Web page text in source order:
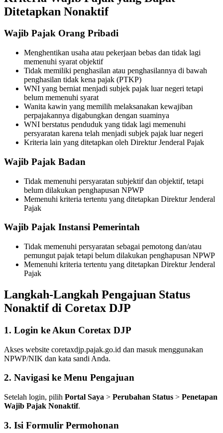
Ditetapkan Nonaktif
Wajib Pajak Orang Pribadi
Menghentikan usaha atau pekerjaan bebas dan tidak lagi
memenuhi syarat objektif
Tidak memiliki penghasilan atau penghasilannya di bawah
penghasilan tidak kena pajak (PTKP)
WNI yang berniat menjadi subjek pajak luar negeri tetapi
belum memenuhi syarat
Wanita kawin yang memilih melaksanakan kewajiban
perpajakannya digabungkan dengan suaminya
WNI berstatus penduduk yang tidak lagi memenuhi
persyaratan karena telah menjadi subjek pajak luar negeri
Kriteria lain yang ditetapkan oleh Direktur Jenderal Pajak
Wajib Pajak Badan
Tidak memenuhi persyaratan subjektif dan objektif, tetapi
belum dilakukan penghapusan NPWP
Memenuhi kriteria tertentu yang ditetapkan Direktur Jenderal
Pajak
Wajib Pajak Instansi Pemerintah
Tidak memenuhi persyaratan sebagai pemotong dan/atau
pemungut pajak tetapi belum dilakukan penghapusan NPWP
Memenuhi kriteria tertentu yang ditetapkan Direktur Jenderal
Pajak
Langkah-Langkah Pengajuan Status
Nonaktif di Coretax DJP
1. Login ke Akun Coretax DJP
Akses website coretaxdjp.pajak.go.id dan masuk menggunakan
NPWP/NIK dan kata sandi Anda.
2. Navigasi ke Menu Pengajuan
Setelah login, pilih Portal Saya > Perubahan Status > Penetapan
Wajib Pajak Nonaktif.
3. Isi Formulir Permohonan